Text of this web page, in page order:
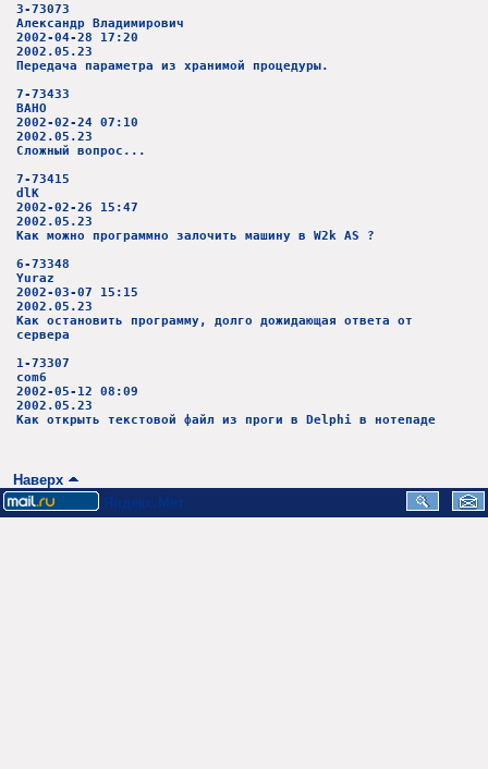
3-73073
Александр Владимирович
2002-04-28 17:20
2002.05.23
Передача параметра из хранимой процедуры.
7-73433
BAHO
2002-02-24 07:10
2002.05.23
Сложный вопрос...
7-73415
dlK
2002-02-26 15:47
2002.05.23
Как можно программно залочить машину в W2k AS ?
6-73348
Yuraz
2002-03-07 15:15
2002.05.23
Как остановить программу, долго дожидающая ответа от
сервера
1-73307
com6
2002-05-12 08:09
2002.05.23
Как открыть текстовой файл из проги в Delphi в нотепаде
Наверх